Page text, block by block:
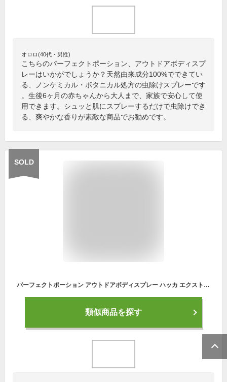
オロロ(40代・男性)
こちらのパーフェクトポーション、アウトドアボディスプ
レーはいかがでしょうか？天然由来成分100%でできてい
る、ノンケミカル・ボタニカル処方の虫除けスプレーです
。生後6ヶ月の赤ちゃんから大人まで、家族で安心して使
用できます。シュッと肌にスプレーするだけで虫除けでき
る、爽やかな香りが素敵な商品でお勧めです。
SOLD
パーフェクトポーション アウトドアボディスプレー ハッカ エクストラ 125ml 2種から選べる (1本セット オーガニック 無添加 虫除けスプレー 天然 アロマ ハーブ)【ディート不使用 子ども 敏感肌 アウトドア キャンプ 】
類似商品を探す